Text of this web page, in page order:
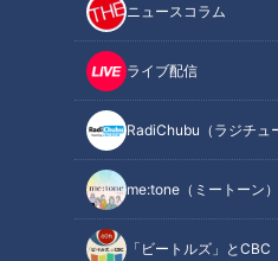
ニュースコラム
ライブ配信
RadiChubu（ラジチュ
me:tone（ミートーン）
「ビートルズ」とCBC
📖ある日、主手山小学校6年2組
その正体は・・・なんと・・・
毎回、小学生たちの質問に、う
連発する前代未聞のギャグアニ
〈声の出演〉
うんこ先生：望月英
https://twitter.com/ei_mochiduki